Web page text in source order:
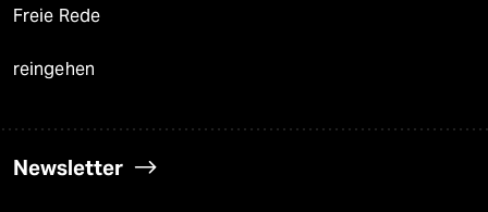
Freie Rede
reingehen
Newsletter